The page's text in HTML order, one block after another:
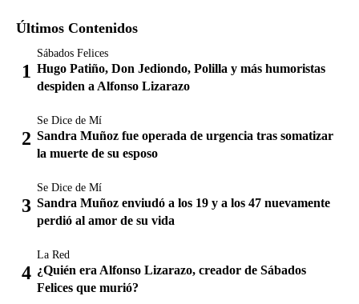
Últimos Contenidos
Sábados Felices
Hugo Patiño, Don Jediondo, Polilla y más humoristas
despiden a Alfonso Lizarazo
Se Dice de Mí
Sandra Muñoz fue operada de urgencia tras somatizar
la muerte de su esposo
Se Dice de Mí
Sandra Muñoz enviudó a los 19 y a los 47 nuevamente
perdió al amor de su vida
La Red
¿Quién era Alfonso Lizarazo, creador de Sábados
Felices que murió?